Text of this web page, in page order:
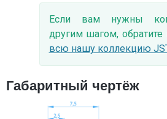
Если вам нужны
другим шагом,
всю нашу коллекцию
Габаритный чертёж